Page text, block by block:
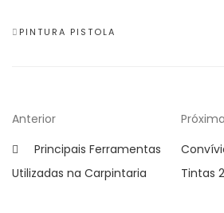
CATEGORIES
PINTURA PISTOLA
Navegação
de
artigos
Previous
Post
Anterior
Principais Ferramentas
Utilizadas na Carpintaria
Próximo
post
Próxima
Tintas